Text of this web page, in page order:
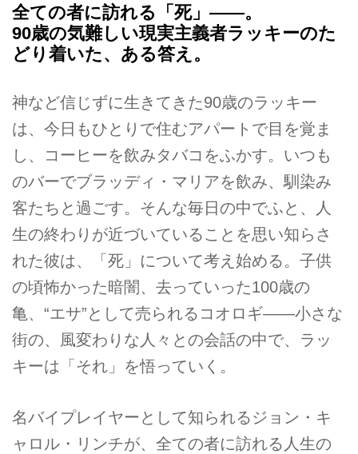
全ての者に訪れる「死」――。
90歳の気難しい現実主義者ラッキーのた
どり着いた、ある答え。
神など信じずに生きてきた90歳のラッキー
は、今日もひとりで住むアパートで目を覚ま
し、コーヒーを飲みタバコをふかす。いつも
のバーでブラッディ・マリアを飲み、馴染み
客たちと過ごす。そんな毎日の中でふと、人
生の終わりが近づいていることを思い知らさ
れた彼は、「死」について考え始める。子供
の頃怖かった暗闇、去っていった100歳の
亀、“エサ”として売られるコオロギ――小さな
街の、風変わりな人々との会話の中で、ラッ
キーは「それ」を悟っていく。
名バイプレイヤーとして知られるジョン・キ
ャロル・リンチが、全ての者に訪れる人生の